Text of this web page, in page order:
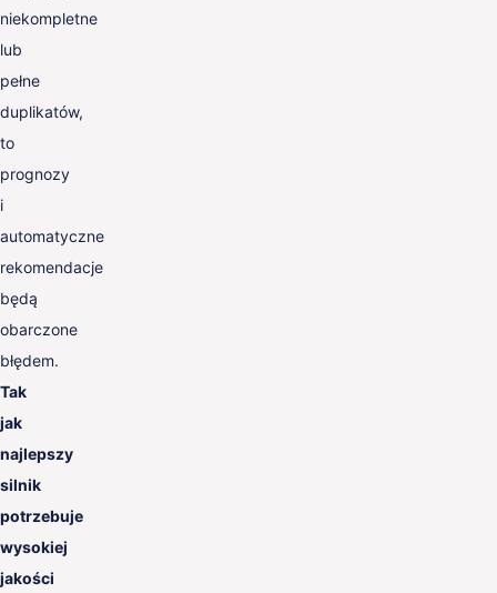
niekompletne
lub
pełne
duplikatów,
to
prognozy
i
automatyczne
rekomendacje
będą
obarczone
błędem.
Tak
jak
najlepszy
silnik
potrzebuje
wysokiej
jakości